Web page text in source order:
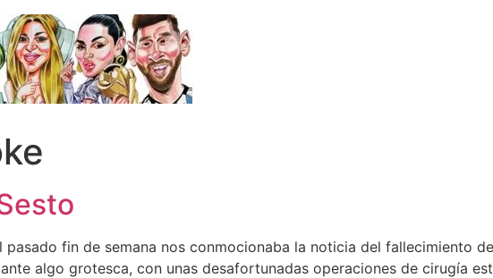
fin de semana nos conmocionaba la noticia del fallecimiento
algo grotesca, con unas desafortunadas operaciones de cirugía